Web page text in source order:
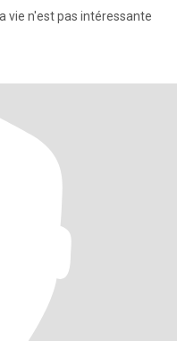
vie n'est pas intéressante